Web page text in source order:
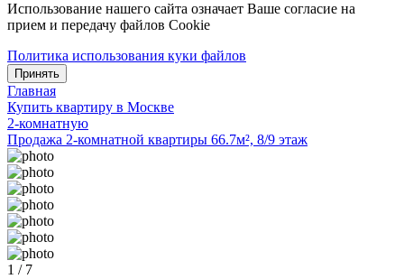
Использование нашего сайта означает Ваше согласие на
прием и передачу файлов Cookie
Политика использования куки файлов
Принять
Главная
Купить квартиру в Москве
2-комнатную
Продажа 2-комнатной квартиры 66.7м², 8/9 этаж
1 / 7